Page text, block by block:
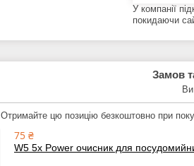
У компанії
покидаючи
Замов
Отримайте цю позицію безкоштовно при
75 ₴
W5 5х Power очисник для